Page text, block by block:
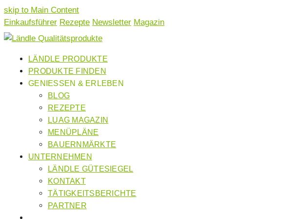
skip to Main Content
Einkaufsführer Rezepte Newsletter Magazin
LÄNDLE PRODUKTE
PRODUKTE FINDEN
GENIESSEN & ERLEBEN
BLOG
REZEPTE
LUAG MAGAZIN
MENÜPLÄNE
BAUERNMÄRKTE
UNTERNEHMEN
LÄNDLE GÜTESIEGEL
KONTAKT
TÄTIGKEITSBERICHTE
PARTNER